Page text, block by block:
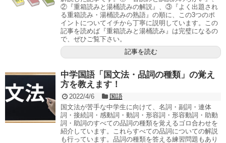
②『重箱読みと湯桶読みの解説』、③『よく出題され
る重箱読み・湯桶読みの熟語』の順に、この3つのポ
イントについてイチから丁寧に説明しています。この
記事を読めば『重箱読みと湯桶読み』は完璧になるの
で、ぜひご覧下さい。
記事を読む
中学国語「国文法・品詞の種類」の覚え
方を教えます！
2022/4/6
国語
国文法が苦手な中学生に向けて、名詞・副詞・連体
詞・接続詞・感動詞・動詞・形容詞・形容動詞・助動
詞・助詞のすべての品詞の種類を覚えるゴロ合わせを
紹介しています。これらすべての品詞についての解説
も行っています。品詞の種類を答える練習問題もあり